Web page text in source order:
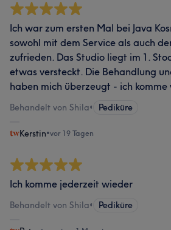
Ich war zum ersten Mal bei Java
sowohl mit dem Service als auch
zufrieden. Das Studio liegt im 1.
etwas versteckt. Die Behandlung
haben mich überzeugt - ich komme
Behandelt von Shila• Pediküre
Kerstin•vor 19 Tagen
Ich komme jederzeit wieder
Behandelt von Shila• Pediküre